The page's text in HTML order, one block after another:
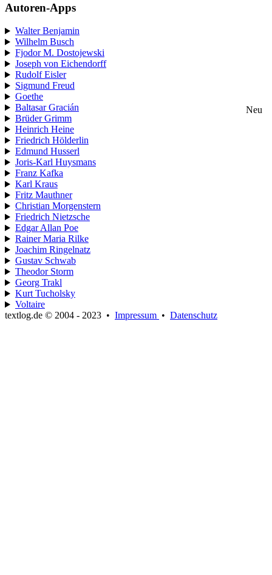
Autoren-Apps
Walter Benjamin
Wilhelm Busch
Fjodor M. Dostojewski
Joseph von Eichendorff
Rudolf Eisler
Sigmund Freud
Goethe
Baltasar Gracián
Neu
Brüder Grimm
Heinrich Heine
Friedrich Hölderlin
Edmund Husserl
Joris-Karl Huysmans
Franz Kafka
Karl Kraus
Fritz Mauthner
Christian Morgenstern
Friedrich Nietzsche
Edgar Allan Poe
Rainer Maria Rilke
Joachim Ringelnatz
Gustav Schwab
Theodor Storm
Georg Trakl
Kurt Tucholsky
Voltaire
textlog.de © 2004 - 2023 • Impressum • Datenschutz